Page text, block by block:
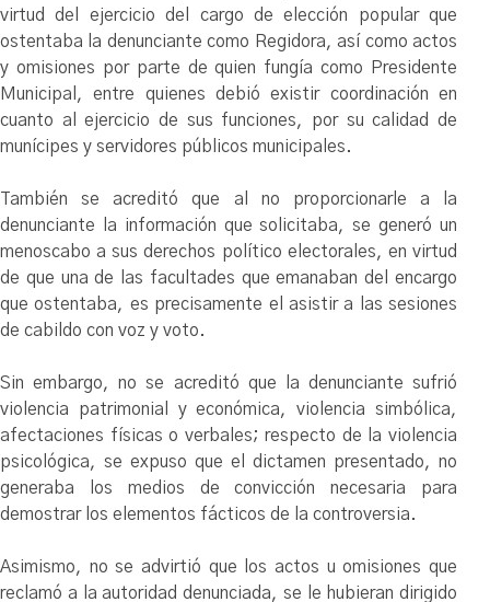
virtud del ejercicio del cargo de elección popular que
ostentaba la denunciante como Regidora, así como actos
y omisiones por parte de quien fungía como Presidente
Municipal, entre quienes debió existir coordinación en
cuanto al ejercicio de sus funciones, por su calidad de
munícipes y servidores públicos municipales.
También se acreditó que al no proporcionarle a la
denunciante la información que solicitaba, se generó un
menoscabo a sus derechos político electorales, en virtud
de que una de las facultades que emanaban del encargo
que ostentaba, es precisamente el asistir a las sesiones
de cabildo con voz y voto.
Sin embargo, no se acreditó que la denunciante sufrió
violencia patrimonial y económica, violencia simbólica,
afectaciones físicas o verbales; respecto de la violencia
psicológica, se expuso que el dictamen presentado, no
generaba los medios de convicción necesaria para
demostrar los elementos fácticos de la controversia.
Asimismo, no se advirtió que los actos u omisiones que
reclamó a la autoridad denunciada, se le hubieran dirigido